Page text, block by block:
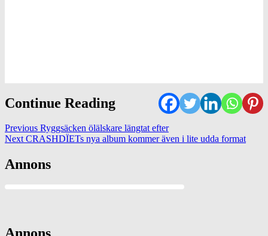
Continue Reading
Previous Ryggsäcken ölälskare längtat efter
NextCRASHDÏETs nya album kommer även i lite udda format
Annons